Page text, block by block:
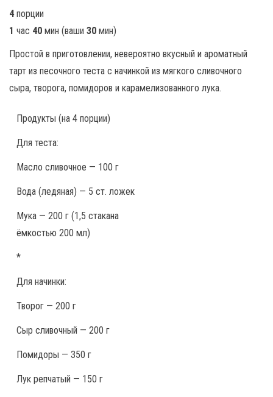
4 порции
1 час 40 мин (ваши 30 мин)
Простой в приготовлении, невероятно вкусный и ароматный
тарт из песочного теста с начинкой из мягкого сливочного
сыра, творога, помидоров и карамелизованного лука.
Продукты (на 4 порции)
Для теста:
Масло сливочное — 100 г
Вода (ледяная) — 5 ст. ложек
Мука — 200 г (1,5 стакана
ёмкостью 200 мл)
*
Для начинки:
Творог — 200 г
Сыр сливочный — 200 г
Помидоры — 350 г
Лук репчатый — 150 г